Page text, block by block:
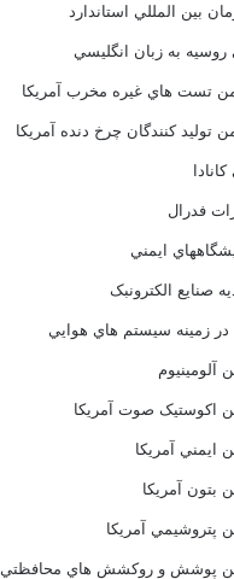
بين المللي استاندارد
روسيه به زبان انگليسي
تست هاي غيره مخرب آمريکا
توليد کنندگان چرخ دنده آمريکا
فدرال
ايمني
صنايع الکترونبک
در زمينه سيستم هاي هوايي
آلومينيوم
اکوستيک صوت آمريکا
ايمني آمريکا
بتون آمريکا
پتروشيمي آمريکا
پوشش و روکشش هاي محافظتي